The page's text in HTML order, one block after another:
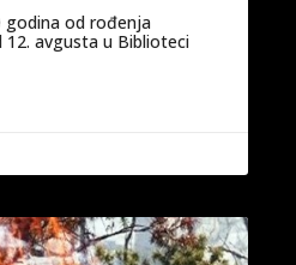
godina od rođenja
avgusta u Biblioteci